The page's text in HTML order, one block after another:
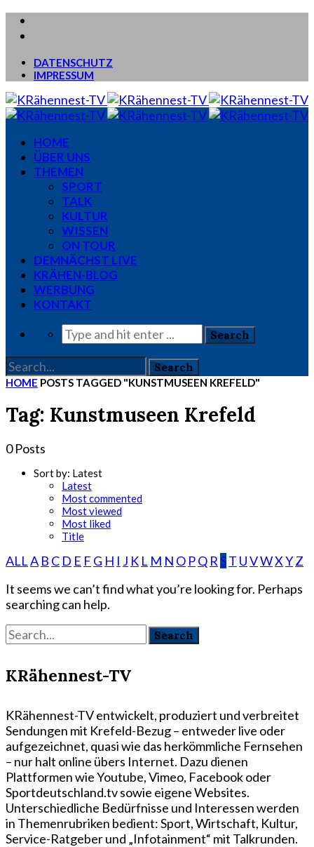
DATENSCHUTZ
IMPRESSUM
HOME
ÜBER UNS
THEMEN
SPORT
TALK
KULTUR
WISSEN
ON TOUR
DEMNÄCHST LIVE
KRÄHEN-BLOG
WERBUNG
KONTAKT
HOME POSTS TAGGED "KUNSTMUSEEN KREFELD"
Tag: Kunstmuseen Krefeld
0 Posts
Sort by: Latest
Latest
Most commented
Most viewed
Most liked
Title
ALLA B C D E F G H I J K L M N O PQ RST UVWXYZ
It seems we can’t find what you’re looking for. Perhaps
searching can help.
KRähennest-TV
KRähennest-TV entwickelt, produziert und verbreitet
Sendungen mit Krefeld-Bezug – entweder live oder
aufgezeichnet, quasi wie das herkömmliche Fernsehen
– nur halt online übers Internet. Dazu dienen
Plattformen wie Youtube, Vimeo, Facebook oder
Sportdeutschland.tv sowie eigene Websites.
Unterschiedliche Bedürfnisse und Interessen werden
in Themenrubriken bedient: Sport, Wirtschaft, Kultur,
Service-Ratgeber und „Infotainment“ mit Talkrunden.